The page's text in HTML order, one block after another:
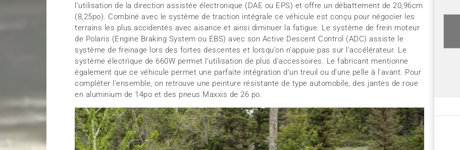
l’utilisation de la direction assistée électronique (DAE ou EPS) et offre un débattement de 20,96cm
(8,25po). Combiné avec le système de traction intégrale ce véhicule est conçu pour négocier les
terrains les plus accidentés avec aisance et ainsi diminuer la fatigue. Le système de frein moteur
de Polaris (Engine Braking System ou EBS) avec son Active Descent Control (ADC) assiste le
système de freinage lors des fortes descentes et lorsqu’on n’appuie pas sur l’accélérateur. Le
système électrique de 660W permet l’utilisation de plus d’accessoires. Le fabricant mentionne
également que ce véhicule permet une parfaite intégration d’un treuil ou d’une pelle à l’avant. Pour
compléter l’ensemble, on retrouve une peinture résistante de type automobile, des jantes de roue
en aluminium de 14po et des pneus Maxxis de 26 po.